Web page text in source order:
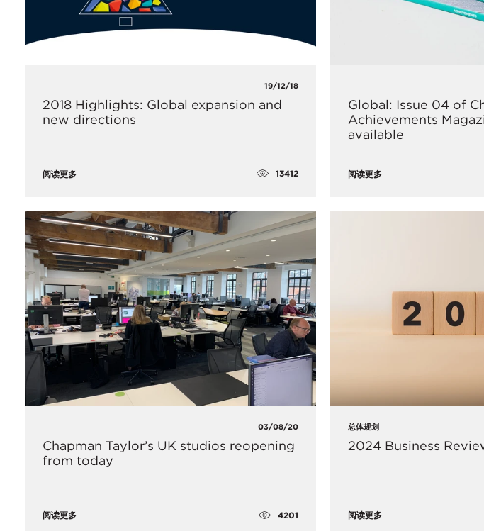
19/12/18
2018 Highlights: Global expansion and
new directions
阅读更多 13412
Global: Issue 04 of
Achievements
available
阅读更多
03/08/20
Chapman Taylor’s UK studios reopening
from today
阅读更多 4201
总体规划
2024 Business
阅读更多